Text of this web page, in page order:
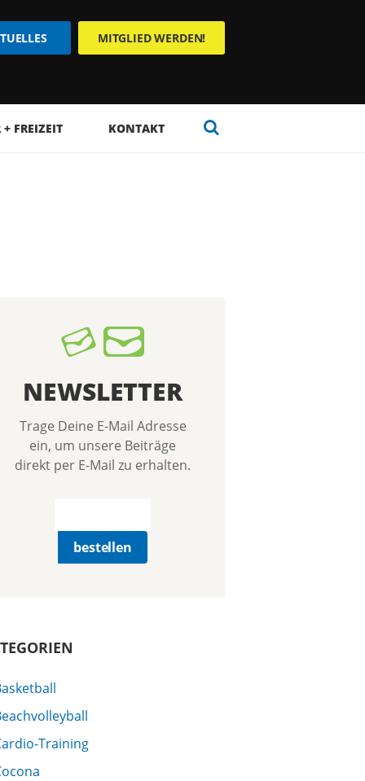
MITGLIED WERDEN!
FREIZEIT KONTAKT
NEWSLETTER
Trage Deine E-Mail Adresse
ein, um unsere Beiträge
direkt per E-Mail zu erhalten.
Training